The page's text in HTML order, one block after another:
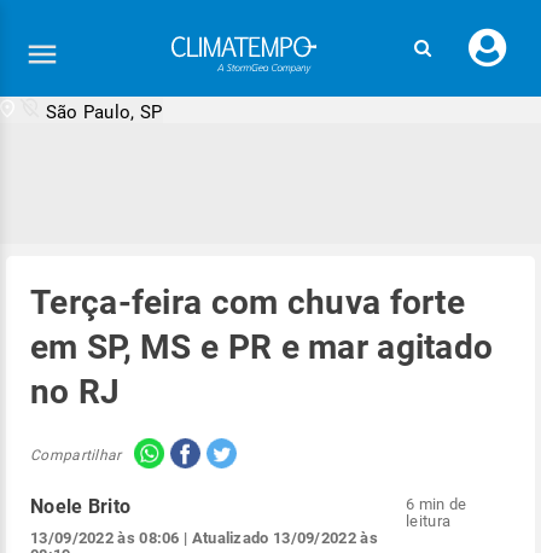
seu
São Paulo, SP
Terça-feira com chuva forte
em SP, MS e PR e mar agitado
no RJ
Compartilhar
Noele Brito
13/09/2022 às 08:06 | Atualizado 13/09/2022 às
6 min de
leitura